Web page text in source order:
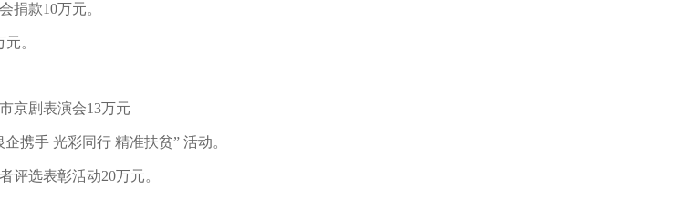
捐款10万元。
元。
京剧表演会13万元
携手 光彩同行 精准扶贫” 活动。
评选表彰活动20万元。